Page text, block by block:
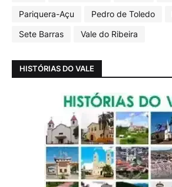
Pariquera-Açu
Pedro de Toledo
Sete Barras
Vale do Ribeira
HISTÓRIAS DO VALE